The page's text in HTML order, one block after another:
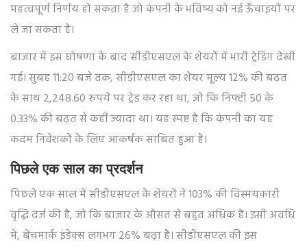
महत्वपूर्ण निर्णय हो सकता है जो कंपनी के भविष्य को नई ऊँचाइयों पर
ले जा सकता है।
बाजार में इस घोषणा के बाद सीडीएसएल के शेयरों में भारी ट्रेडिंग देखी
गई। सुबह 11:20 बजे तक, सीडीएसएल का शेयर मूल्य 12% की बढ़त
के साथ 2,248.60 रुपये पर ट्रेड कर रहा था, जो कि निफ्टी 50 के
0.33% की बढ़त से कहीं ज्यादा था। यह स्पष्ट है कि कंपनी का यह
कदम निवेशकों के लिए आकर्षक साबित हुआ है।
पिछले एक साल का प्रदर्शन
पिछले एक साल में सीडीएसएल के शेयरों ने 103% की विस्मयकारी
वृद्धि दर्ज की है, जो कि बाजार के औसत से बहुत अधिक है। इसी अवधि
में, बेंचमार्क इंडेक्स लगभग 26% बढ़ा है। सीडीएसएल की इस